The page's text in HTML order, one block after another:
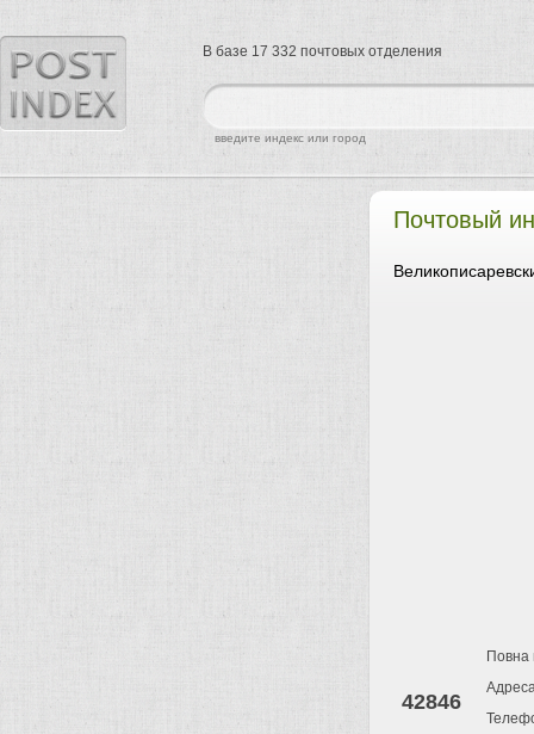
Почтовый
42846
Повна
найти
введите индекс или город
В базе 17 332 почтовых отделения